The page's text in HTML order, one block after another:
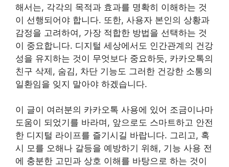
해서는, 각각의 목적과 효과를 명확히 이해하는 것
이 선행되어야 합니다. 또한, 사용자 본인의 상황과
감정을 고려하여, 가장 적합한 방법을 선택하는 것
이 중요합니다. 디지털 세상에서도 인간관계의 건강
성을 유지하는 것이 무엇보다 중요하듯, 카카오톡의
친구 삭제, 숨김, 차단 기능도 그러한 건강한 소통의
일환임을 잊지 말아야 하겠습니다.
이 글이 여러분의 카카오톡 사용에 있어 조금이나마
도움이 되었기를 바라며, 앞으로도 스마트하고 안전
한 디지털 라이프를 즐기시길 바랍니다. 그리고, 혹
시 모를 오해나 갈등을 예방하기 위해, 기능 사용 전
에 충분한 고민과 상호 이해를 바탕으로 하는 것이